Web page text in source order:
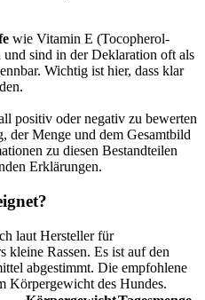
wie Vitamin E (Tocopherol-
sind in der Deklaration oft als
Wichtig ist hier, dass klar
positiv oder negativ zu bewerten
der Menge und dem Gesamtbild
zu diesen Bestandteilen
Erklärungen.
laut Hersteller für
kleine Rassen. Es ist auf den
abgestimmt. Die empfohlene
Körpergewicht des Hundes.